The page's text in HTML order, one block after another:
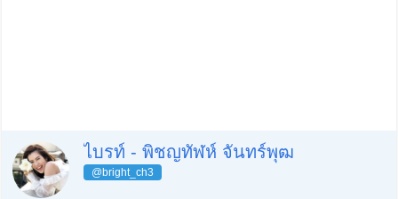
ไบรท์ - พิชญทัฬห์ จันทร์พุฒ
@bright_ch3